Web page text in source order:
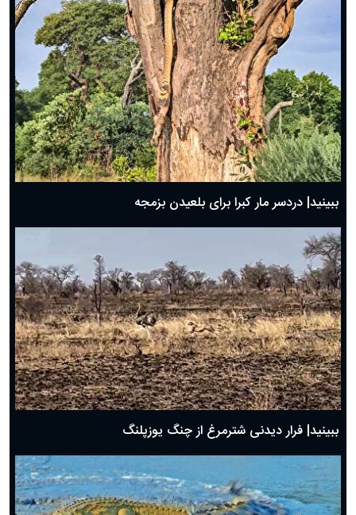
ببینید| دردسر مار کبرا برای بلعیدن بزمجه
ببینید| فرار دیدنی شترمرغ از چنگ یوزپلنگ